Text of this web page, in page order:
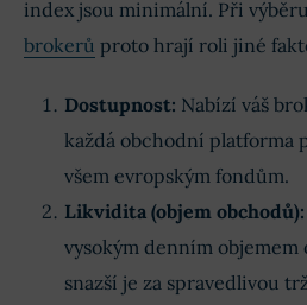
index jsou minimální. Při
brokerů proto hrají roli jiné
Dostupnost: Nabízí váš
každá obchodní platforma
všem evropským fondům.
Likvidita (objem obchodů):
vysokým denním objemem
snazší je za spravedlivou